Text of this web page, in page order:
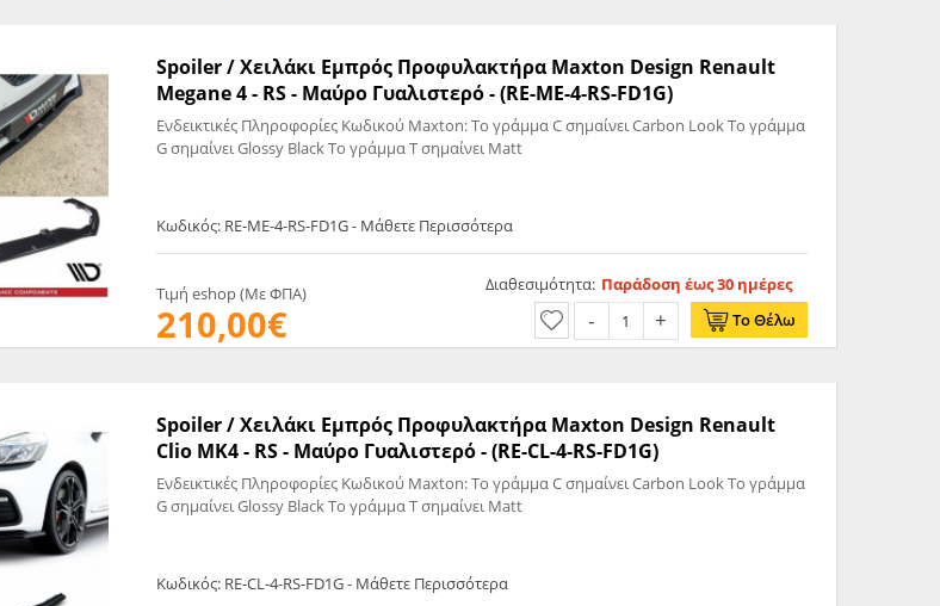
ΨΕΥΤΟΚΆΠΑΚΟΥ
ΒΆΣΕΙΣ ΜΗΧΑΝΉΣ
Spoiler / Χειλάκι Εμπρός Προφυλακτήρα Maxton Design Renault
Megane 4 - RS - Μαύρο Γυαλιστερό - (RE-ME-4-RS-FD1G)
Ενδεικτικές Πληροφορίες Κωδικού Maxton: Το γράμμα C σημαίνει Carbon Look Το γράμμα
G σημαίνει Glossy Black Το γράμμα T σημαίνει Matt
Κωδικός: RE-ME-4-RS-FD1G - Μάθετε Περισσότερα
Τιμή eshop (Με ΦΠΑ)
210,00€
Διαθεσιμότητα: Παράδοση έως 30 ημέρες
Το Θέλω
Spoiler / Χειλάκι Εμπρός Προφυλακτήρα Maxton Design Renault
Clio MK4 - RS - Μαύρο Γυαλιστερό - (RE-CL-4-RS-FD1G)
Ενδεικτικές Πληροφορίες Κωδικού Maxton: Το γράμμα C σημαίνει Carbon Look Το γράμμα
G σημαίνει Glossy Black Το γράμμα T σημαίνει Matt
Κωδικός: RE-CL-4-RS-FD1G - Μάθετε Περισσότερα